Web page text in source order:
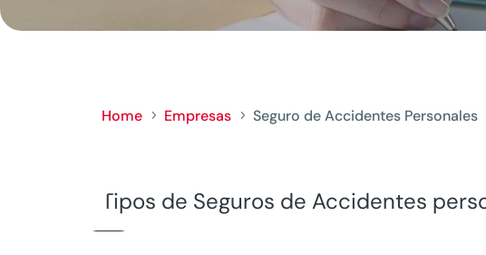
Home 5 Empresas 5 Seguro de Accidentes Personales
Tipos de Seguros de Accidentes